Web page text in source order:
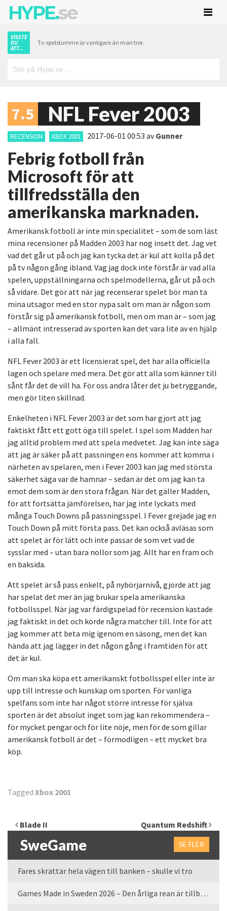
HYPE.se
VISSTE
DU
ATT...
Tv-spelstumme är vanligare än man tror.
7.5 NFL Fever 2003
RECENSION XBOX 2001 2017-06-01 00:53 avGunner
Febrig fotboll från
Microsoft för att
tillfredsställa den
amerikanska marknaden.
Amerikansk fotboll är inte min specialitet – som de som läst
mina recensioner på Madden 2003 har nog insett det. Jag vet
vad det går ut på och jag kan tycka det är kul att kolla på det
på tv någon gång ibland. Vag jag dock inte förstår är vad alla
spelen, uppställningarna och spelmodellerna, går ut på och
så vidare. Det gör att när jag recenserar spelet bör man ta
mina utsagor med en stor nypa salt om man är någon som
förstår sig på amerikansk fotboll, men om man är – som jag
– allmänt intresserad av sporten kan det vara lite av en hjälp
i alla fall.
NFL Fever 2003 är ett licensierat spel, det har alla officiella
lagen och spelare med mera. Det gör att alla som känner till
sånt får det de vill ha. För oss andra låter det ju betryggande,
men gör liten skillnad.
Enkelheten i NFL Fever 2003 är det som har gjort att jag
faktiskt fått ett gott öga till spelet. I spel som Madden har
jag alltid problem med att spela medvetet. Jag kan inte säga
att jag är säker på att passningen ens kommer att komma i
närheten av spelaren, men i Fever 2003 kan jag med största
säkerhet säga var de hamnar – sedan är det om jag kan ta
emot dem som är den stora frågan. När det gäller Madden,
för att fortsätta jämförelsen, har jag inte lyckats med
många Touch Downs på passningsspel. I Fever grejade jag en
Touch Down på mitt första pass. Det kan också avläsas som
att spelet är för lätt och inte passar de som vet vad de
sysslar med – utan bara nollor som jag. Allt har en fram och
en baksida.
Att spelet är så pass enkelt, på nybörjarnivå, gjorde att jag
har spelat det mer än jag brukar spela amerikanska
fotbollsspel. När jag var färdigspelad för recension kastade
jag faktiskt in det och körde några matcher till. Inte för att
jag kommer att beta mig igenom en säsong, men det kan
hända att jag lägger in det någon gång i framtiden för att
det är kul.
Om man ska köpa ett amerikanskt fotbollsspel eller inte är
upp till intresse och kunskap om sporten. För vanliga
spelfans som inte har något större intresse för själva
sporten är det absolut inget som jag kan rekommendera –
för mycket pengar och för lite nöje, men för de som gillar
amerikansk fotboll är det – förmodligen – ett mycket bra
köp.
Tagged Xbox 2001
Inläggsnavigering
Blade II Quantum Redshift
SweGame SE FLER
Fares skrattar hela vägen till banken – skulle vi tro
Games Made in Sweden 2026 – Den årliga rean är tillbaka